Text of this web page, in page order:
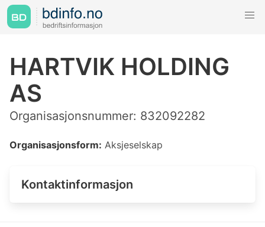
HARTVIK HOLDING
AS
Organisasjonsnummer: 832092282
Organisasjonsform: Aksjeselskap
Kontaktinformasjon